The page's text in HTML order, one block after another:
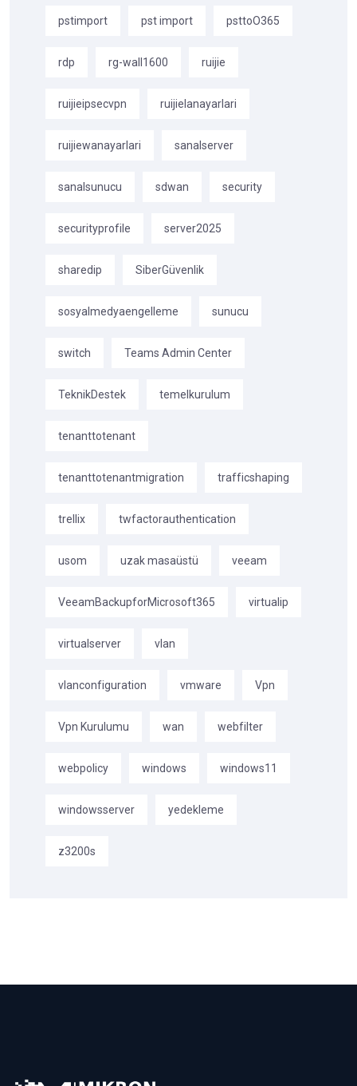
pstimport pst import psttoO365
rdp rg-wall1600 ruijie
ruijieipsecvpn ruijielanayarlari
ruijiewanayarlari sanalserver
sanalsunucu sdwan security
securityprofile server2025
sharedip SiberGüvenlik
sosyalmedyaengelleme sunucu
switch Teams Admin Center
TeknikDestek temelkurulum
tenanttotenant
tenanttotenantmigration trafficshaping
trellix twfactorauthentication
usom uzak masaüstü veeam
VeeamBackupforMicrosoft365 virtualip
virtualserver vlan
vlanconfiguration vmware Vpn
Vpn Kurulumu wan webfilter
webpolicy windows windows11
windowsserver yedekleme
z3200s